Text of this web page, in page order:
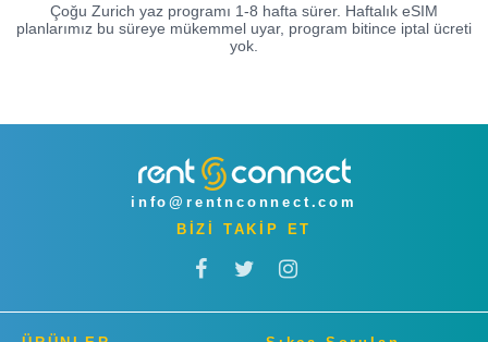
Çoğu Zurich yaz programı 1-8 hafta sürer. Haftalık eSIM
planlarımız bu süreye mükemmel uyar, program bitince iptal ücreti
yok.
info@rentnconnect.com
BİZİ TAKİP ET